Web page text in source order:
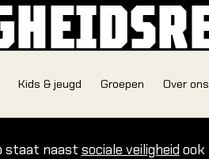
Announcement Banner
Kids & jeugd Groepen Over ons
CLUB
staat naast sociale veiligheid ook